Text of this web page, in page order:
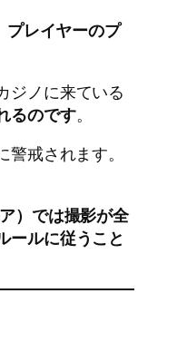
プレイヤーのプ
ジノに来ている
るのです。
警戒されます。
）では撮影が全
ールに従うこと